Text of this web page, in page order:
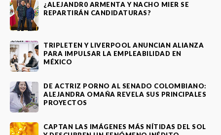
¿ALEJANDR0 ARMENTA Y NACHO MIER SE
REPARTIRÁN CANDIDATURAS?
TRIPLETEN Y LIVERPOOL ANUNCIAN ALIANZA
PARA IMPULSAR LA EMPLEABILIDAD EN
MÉXICO
DE ACTRIZ PORNO AL SENADO COLOMBIANO:
ALEJANDRA OMAÑA REVELA SUS PRINCIPALES
PROYECTOS
CAPTAN LAS IMÁGENES MÁS NÍTIDAS DEL SOL